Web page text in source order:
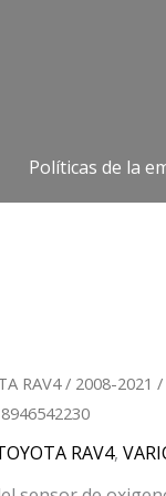
Políticas de la
RAV4/ 2008-2021 /
RAV4,